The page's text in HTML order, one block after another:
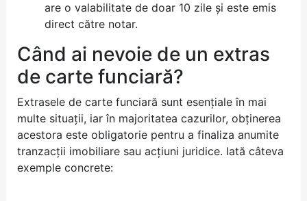
are o valabilitate de doar 10 zile și este emis
direct către notar.
Când ai nevoie de un extras
de carte funciară?
Extrasele de carte funciară sunt esențiale în mai
multe situații, iar în majoritatea cazurilor, obținerea
acestora este obligatorie pentru a finaliza anumite
tranzacții imobiliare sau acțiuni juridice. Iată câteva
exemple concrete: